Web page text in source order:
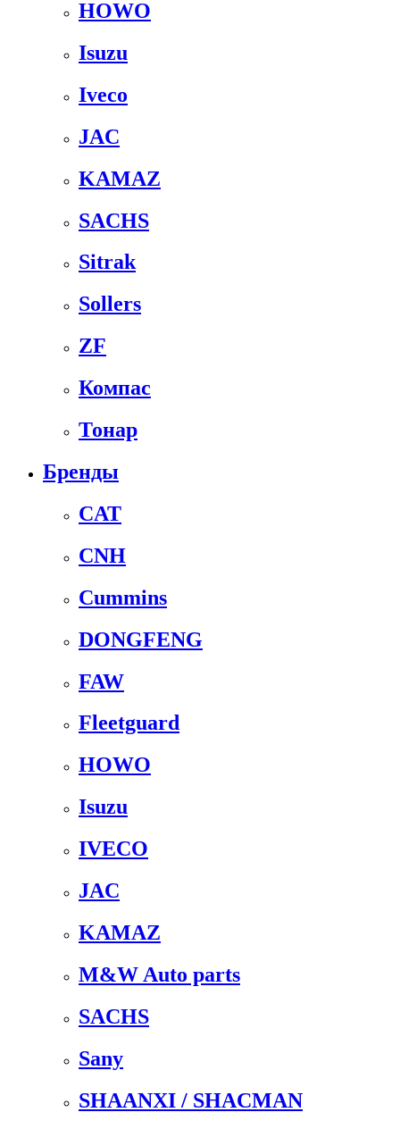
HOWO
Isuzu
Iveco
JAC
KAMAZ
SACHS
Sitrak
Sollers
ZF
Компас
Тонар
Бренды
CAT
CNH
Cummins
DONGFENG
FAW
Fleetguard
HOWO
Isuzu
IVECO
JAC
KAMAZ
M&W Auto parts
SACHS
Sany
SHAANXI / SHACMAN